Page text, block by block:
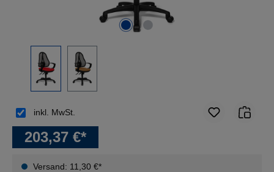
203,37 €*
Versand: 11,30 €*
inkl. MwSt.